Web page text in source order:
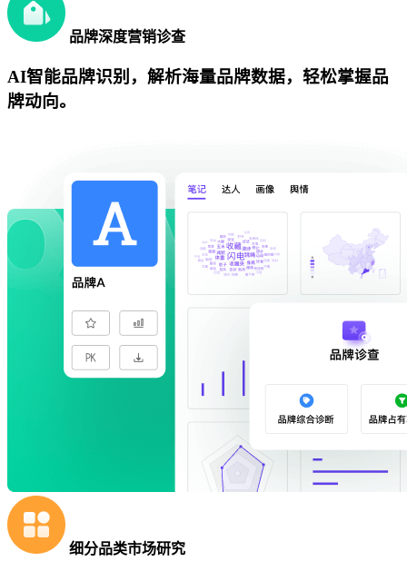
品牌深度营销诊查
AI智能品牌识别，解析海量品牌数据，轻松掌握品
牌动向。
细分品类市场研究